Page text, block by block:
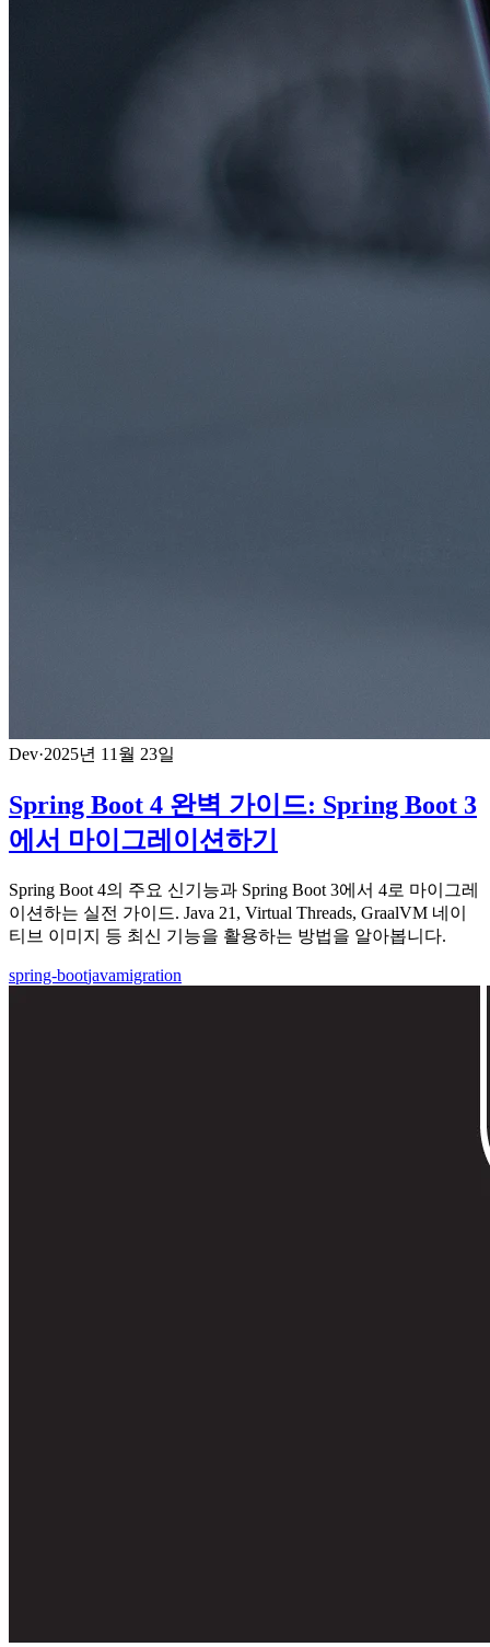
Dev·2025년 11월 23일
Spring Boot 4 완벽 가이드: Spring Boot 3
에서 마이그레이션하기
Spring Boot 4의 주요 신기능과 Spring Boot 3에서 4로 마이그레
이션하는 실전 가이드. Java 21, Virtual Threads, GraalVM 네이
티브 이미지 등 최신 기능을 활용하는 방법을 알아봅니다.
spring-bootjavamigration